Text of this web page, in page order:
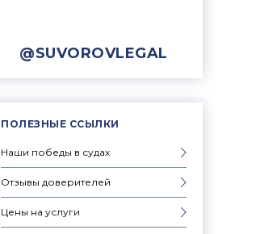
@SUVOROVLEGAL
ПОЛЕЗНЫЕ ССЫЛКИ
Наши победы в судах
Отзывы доверителей
Цены на услуги